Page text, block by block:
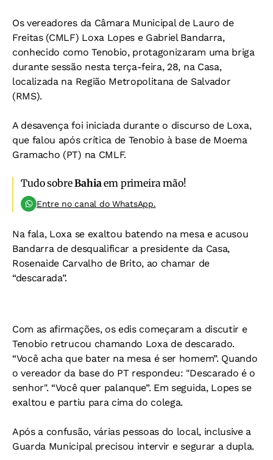
Os vereadores da Câmara Municipal de Lauro de
Freitas (CMLF) Loxa Lopes e Gabriel Bandarra,
conhecido como Tenobio, protagonizaram uma briga
durante sessão nesta terça-feira, 28, na Casa,
localizada na Região Metropolitana de Salvador
(RMS).
A desavença foi iniciada durante o discurso de Loxa,
que falou após crítica de Tenobio à base de Moema
Gramacho (PT) na CMLF.
Tudo sobreBahia em primeira mão!
Entre no canal do WhatsApp.
Na fala, Loxa se exaltou batendo na mesa e acusou
Bandarra de desqualificar a presidente da Casa,
Rosenaide Carvalho de Brito, ao chamar de
“descarada”.
Com as afirmações, os edis começaram a discutir e
Tenobio retrucou chamando Loxa de descarado.
“Você acha que bater na mesa é ser homem”. Quando
o vereador da base do PT respondeu: "Descarado é o
senhor". “Você quer palanque”. Em seguida, Lopes se
exaltou e partiu para cima do colega.
Após a confusão, várias pessoas do local, inclusive a
Guarda Municipal precisou intervir e segurar a dupla.